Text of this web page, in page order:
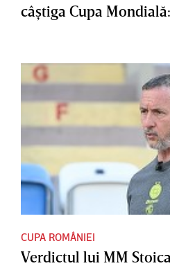
câştiga Cupa
CUPA ROMÂNIEI
Verdictul lui MM